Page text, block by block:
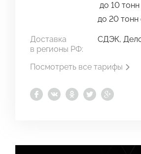
до 10
до 20
Доставка
в регионы РФ:
СДЭК,
Посмотреть все тарифы